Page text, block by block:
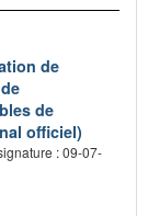
de
de
officiel)
: 09-07-